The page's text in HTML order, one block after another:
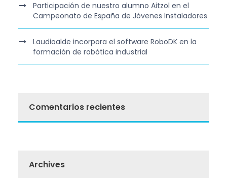
Participación de nuestro alumno Aitzol en el
Campeonato de España de Jóvenes Instaladores
Laudioalde incorpora el software RoboDK en la
formación de robótica industrial
Comentarios recientes
Archives